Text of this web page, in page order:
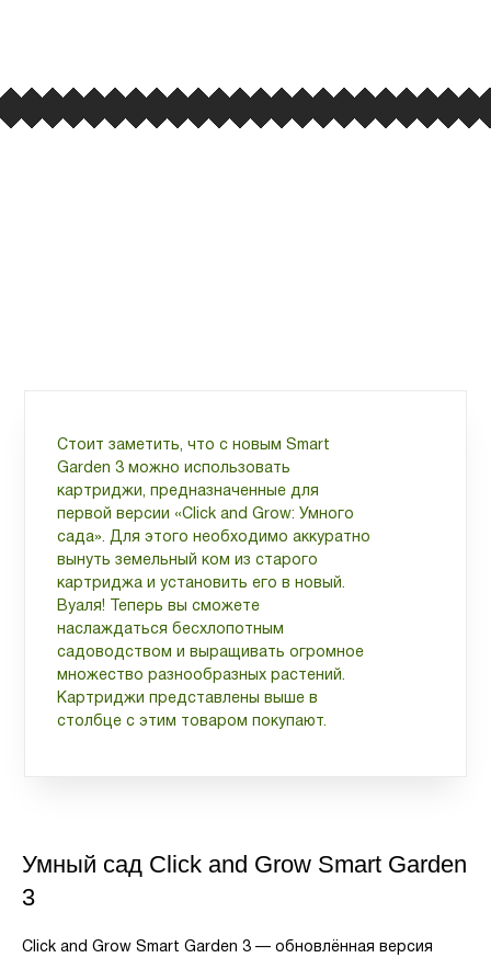
Стоит заметить, что с новым Smart
Garden 3 можно использовать
картриджи, предназначенные для
первой версии «Click and Grow: Умного
сада». Для этого необходимо аккуратно
вынуть земельный ком из старого
картриджа и установить его в новый.
Вуаля! Теперь вы сможете
наслаждаться бесхлопотным
садоводством и выращивать огромное
множество разнообразных растений.
Картриджи представлены выше в
столбце с этим товаром покупают.
Умный сад Click and Grow Smart Garden
3
Click and Grow Smart Garden 3 — обновлённая версия